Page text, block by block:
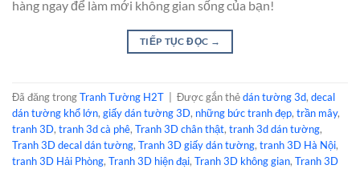
hàng ngay để làm mới không gian sống của bạn!
TIẾP TỤC ĐỌC →
Đã đăng trongTranh Tường H2T | Được gắn thẻdán tường 3d, decal
dán tường khổ lớn, giấy dán tường 3D, những bức tranh đẹp, trần mây,
tranh 3D, tranh 3d cà phê, Tranh 3D chân thật, tranh 3d dán tường,
Tranh 3D decal dán tường, Tranh 3D giấy dán tường, tranh 3D Hà Nội,
tranh 3D Hải Phòng, Tranh 3D hiện đại, Tranh 3D không gian, Tranh 3D